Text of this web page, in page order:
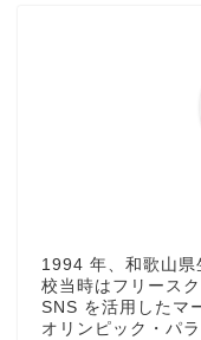
1994 年、和歌山県
校当時はフリース
SNS を活用したマ
オリンピック・パ